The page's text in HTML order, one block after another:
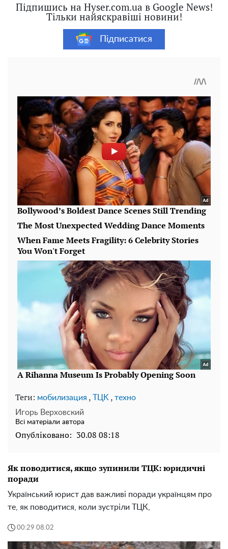
Підпишись на Hyser.com.ua в Google News!
Тільки найяскравіші новини!
Підписатися
Теги: мобилизация , TЦK , техно
Игорь Верховский
Всі матеріали автора
Опубліковано: 30.08 08:18
Як поводитися, якщо зупинили ТЦК: юридичні
поради
Український юрист дав важливі поради українцям про
те, як поводитися, коли зустріли ТЦК,
00:29 08.02